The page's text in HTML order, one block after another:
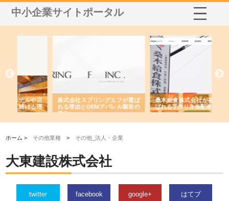
中小企業サイトポータル
株式会社スプリングエフが選ば
れる理由とOEMアパレル製造の
強み
桑木給食株式会社が福山市で選
ばれる手作り弁当配達の理由
ホーム > その他業種 > その他_法人・企業
大東建設株式会社
twitter facebook google+ はてブ